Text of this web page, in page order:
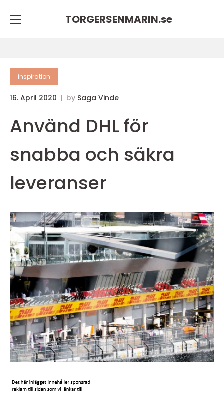
TORGERSENMARIN.se
inspiration
16. April 2020 by Saga Vinde
Använd DHL för
snabba och säkra
leveranser